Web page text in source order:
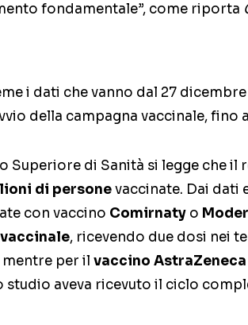
fondamentale”, come riporta
i dati che vanno dal 27
della campagna vaccinale, fino
Superiore di Sanità si legge che il
di personevaccinate. Dai dati
con vaccino Comirnaty o
, ricevendo due dosi nei
per il vaccino AstraZeneca
studio aveva ricevuto il ciclo